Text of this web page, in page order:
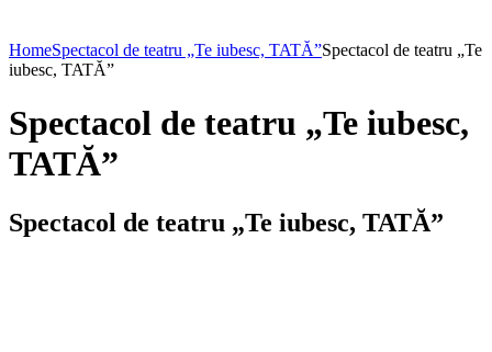
HomeSpectacol de teatru „Te iubesc, TATĂ”Spectacol de teatru „Te
iubesc, TATĂ”
Spectacol de teatru „Te iubesc,
TATĂ”
Spectacol de teatru „Te iubesc, TATĂ”